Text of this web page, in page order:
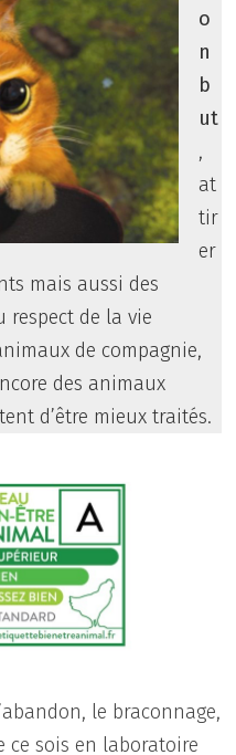
o
n
b
ut
,
at
tir
er
mais aussi des
respect de la vie
de compagnie,
des animaux
d’être mieux traités.
le braconnage,
sois en laboratoire